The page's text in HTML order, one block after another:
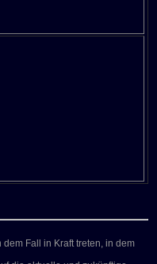
Fall in Kraft treten, in dem